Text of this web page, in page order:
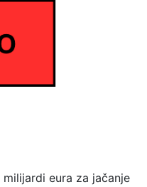
eura za jačanje